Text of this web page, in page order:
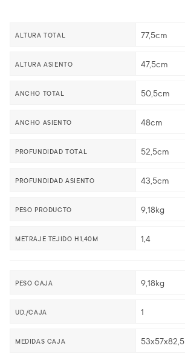
ALTURA TOTAL 77,5cm
ALTURA ASIENTO 47,5cm
ANCHO TOTAL 50,5cm
ANCHO ASIENTO 48cm
PROFUNDIDAD TOTAL 52,5cm
PROFUNDIDAD ASIENTO 43,5cm
PESO PRODUCTO 9,18kg
METRAJE TEJIDO H1,40M 1,4
PESO CAJA 9,18kg
UD./CAJA 1
MEDIDAS CAJA 53x57x82,5